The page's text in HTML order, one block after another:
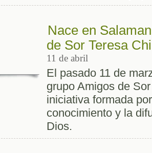
Nace en
de Sor Teresa
11 de abril
El pasado 11 de
grupo Amigos de
iniciativa formada
conocimiento y la
Dios.